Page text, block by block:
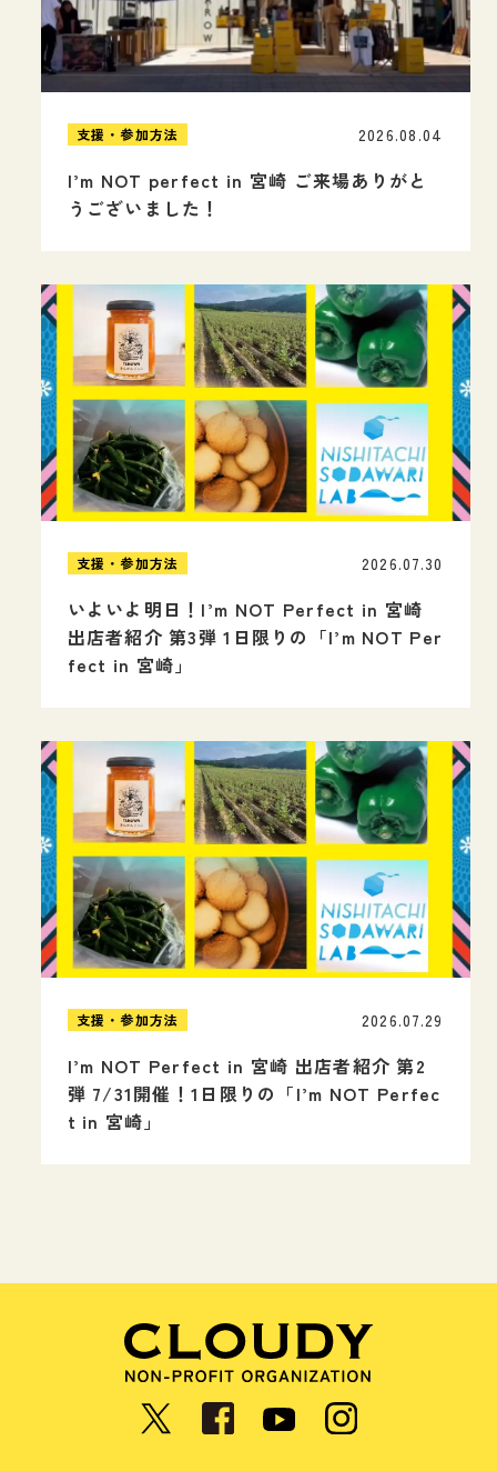
支援・参加方法
I’m NOT perfect in 宮崎 ご来場ありがと
うございました！
2026.08.04
支援・参加方法
いよいよ明日！I’m NOT Perfect in 宮崎
出店者紹介 第3弾 1日限りの「I’m NOT Per
fect in 宮崎」
2026.07.30
支援・参加方法
I’m NOT Perfect in 宮崎 出店者紹介 第2
弾 7/31開催！1日限りの「I’m NOT Perfec
t in 宮崎」
2026.07.29